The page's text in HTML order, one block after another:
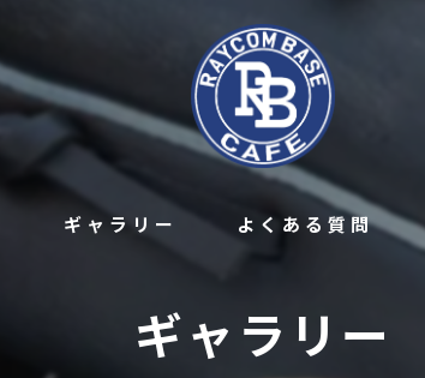
ギャラリー よくある質問
ギャラリー